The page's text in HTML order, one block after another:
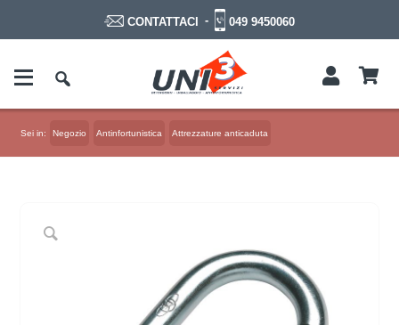
CONTATTACI - 049 9450060
Sei in: Negozio Antinfortunistica Attrezzature anticaduta